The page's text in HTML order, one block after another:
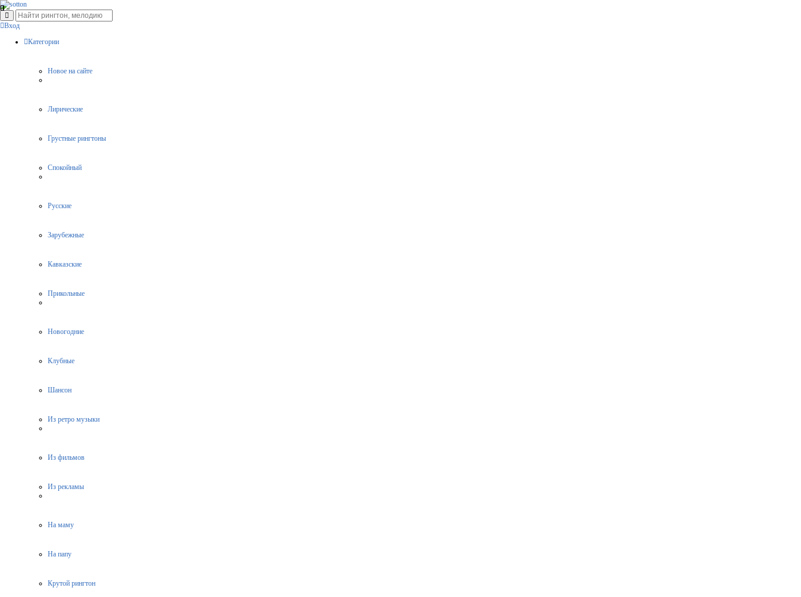
Вход
Категории
Новое на сайте
Лирические
Грустные рингтоны
Спокойный
Русские
Зарубежные
Кавказские
Прикольные
Новогодние
Клубные
Шансон
Из ретро музыки
Из фильмов
Из рекламы
На маму
На папу
Крутой рингтон